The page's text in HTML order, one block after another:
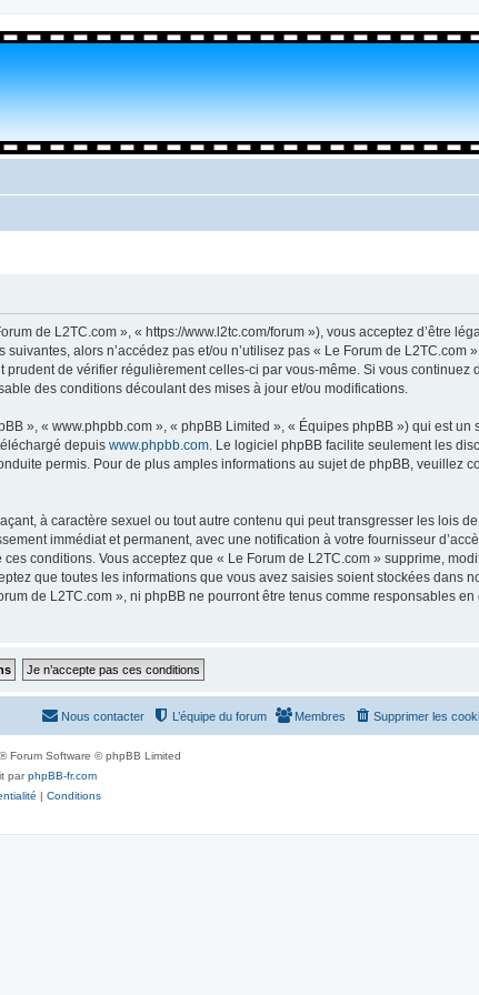
de L2TC.com », « https://www.l2tc.com/forum »), vous acceptez d’être
alors n’accédez pas et/ou n’utilisez pas « Le Forum de L2TC.com
de vérifier régulièrement celles-ci par vous-même. Si vous continuez
des conditions découlant des mises à jour et/ou modifications.
», « www.phpbb.com », « phpBB Limited », « Équipes phpBB ») qui est un
depuis www.phpbb.com . Le logiciel phpBB facilite seulement les
permis. Pour de plus amples informations au sujet de phpBB, veuillez
à caractère sexuel ou tout autre contenu qui peut transgresser les lois
immédiat et permanent, avec une notification à votre fournisseur
conditions. Vous acceptez que « Le Forum de L2TC.com » supprime,
que toutes les informations que vous avez saisies soient stockées dans
de L2TC.com », ni phpBB ne pourront être tenus comme responsables
Supprimer les
Membres
L’équipe du forum
Nous contacter
® Forum Software © phpBB Limited
parphpBB-fr.com
| Conditions